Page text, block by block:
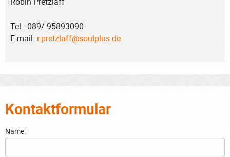
Tel.: 089/ 95893090
E-mail: r.pretzlaff@soulplus.de
Kontaktformular
Name: